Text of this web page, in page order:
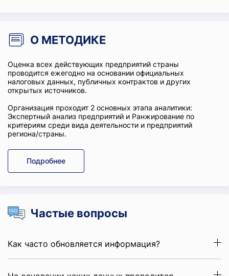
О МЕТОДИКЕ
Оценка всех действующих предприятий страны
проводится ежегодно на основании официальных
налоговых данных, публичных контрактов и других
открытых источников.
Организация проходит 2 основных этапа аналитики:
Экспертный анализ предприятий и Ранжирование по
критериям среди вида деятельности и предприятий
региона/страны.
Подробнее
Частые вопросы
Как часто обновляется информация?